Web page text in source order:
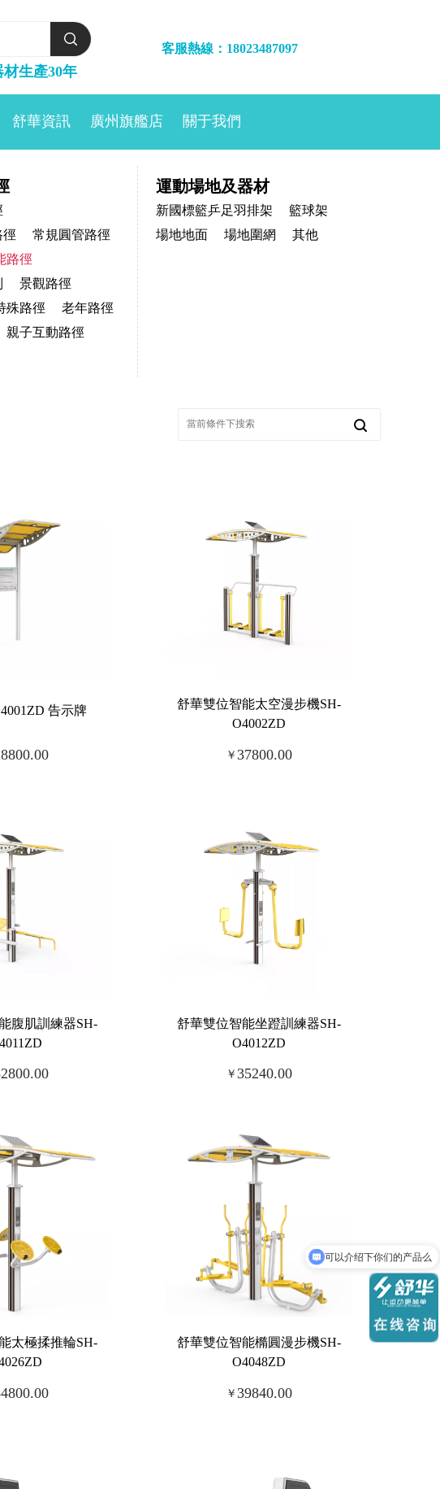
生產30年
客服熱線：18023487097
舒華資訊 廣州旗艦店 關于我們
徑
常規圓管路徑
路徑
景觀路徑
殊路徑
老年路徑
親子互動路徑
運動場地及器材
新國標籃乒足羽排架
籃球架
場地地面
場地圍網 其他
告示牌
舒華雙位智能太空漫步機SH-
O4002ZD
￥ 37800.00
腹肌訓練器SH-
舒華雙位智能坐蹬訓練器SH-
O4012ZD
￥ 35240.00
太極揉推輪SH-
舒華雙位智能橢圓漫步機SH-
O4048ZD
￥ 39840.00
可以介绍下你们的产品么